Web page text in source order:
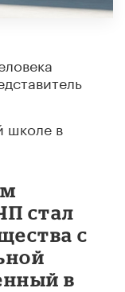
школе в
стал
с
в